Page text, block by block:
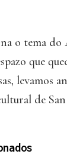
o tema do
que
levamos
de